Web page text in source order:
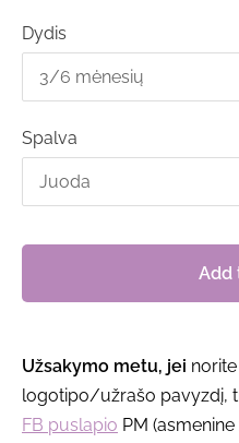
Dydis
Spalva
Add
Užsakymo metu, jei
logotipo/užrašo pavyzdį,
FB puslapio PM